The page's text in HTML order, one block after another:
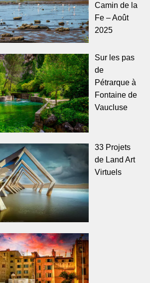
Camin de la
Fe – Août
2025
Sur les pas
de
Pétrarque à
Fontaine de
Vaucluse
33 Projets
de Land Art
Virtuels